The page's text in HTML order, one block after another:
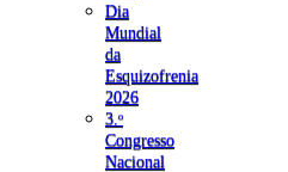
Dia
Mundial
da
Esquizofrenia
2026
3.ᵒ
Congresso
Nacional